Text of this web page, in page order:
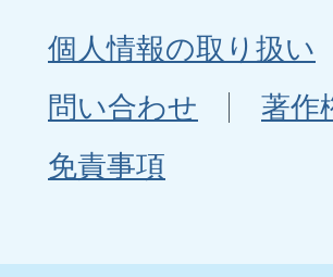
個人情報の取り扱い
問い合わせ
著作
免責事項